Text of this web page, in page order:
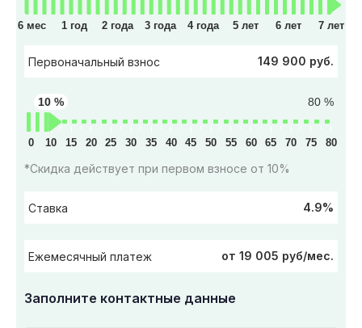
6 мес 1 год 2 года 3 года 4 года 5 лет 6 лет 7 лет
Первоначальный взнос 149 900 руб.
80 %
10 %
0 10 15 20 25 30 35 40 45 50 55 60 65 70 75 80
*Скидка действует при первом взносе от 10%
Ставка 4.9%
Ежемесячный платеж от 19 005 руб/мес.
Заполните контактные данные